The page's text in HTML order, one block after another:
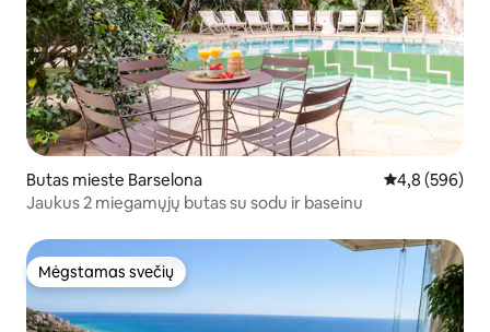
Butas mieste Barselona Vidutinis
4,8 (596)
Jaukus 2 miegamųjų butas su sodu ir baseinu
Mėgstamas svečių
Mėgstamas svečių